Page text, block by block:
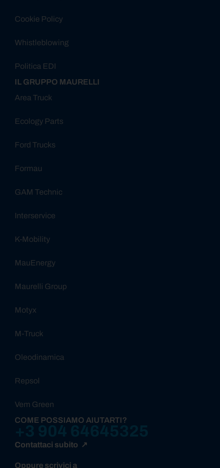
Cookie Policy
Whistleblowing
Politica EDI
IL GRUPPO MAURELLI
Area Truck
Ecology Parts
Ford Trucks
Formau
GAM Technic
Interservice
K-Mobility
MauEnergy
Maurelli Group
Motyx
M-Truck
Oleodinamica
Repsol
Vem Green
COME POSSIAMO AIUTARTI?
Contattaci subito ↗
Oppure scrivici a